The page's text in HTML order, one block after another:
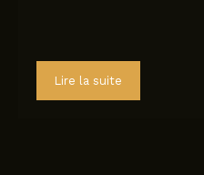
Lire la suite